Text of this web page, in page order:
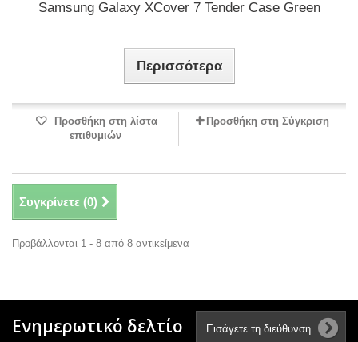
Samsung Galaxy XCover 7 Tender Case Green
Περισσότερα
Προσθήκη στη λίστα
επιθυμιών
Προσθήκη στη Σύγκριση
Συγκρίνετε (0)
Προβάλλονται 1 - 8 από 8 αντικείμενα
Ενημερωτικό δελτίο